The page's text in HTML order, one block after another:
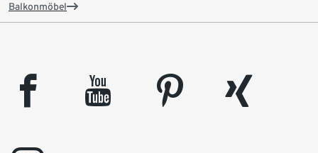
Balkonmöbel
facebook youtube pinterest
xing